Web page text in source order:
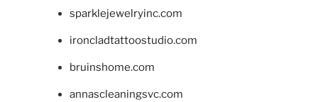
sparklejewelryinc.com
ironcladtattoostudio.com
bruinshome.com
annascleaningsvc.com